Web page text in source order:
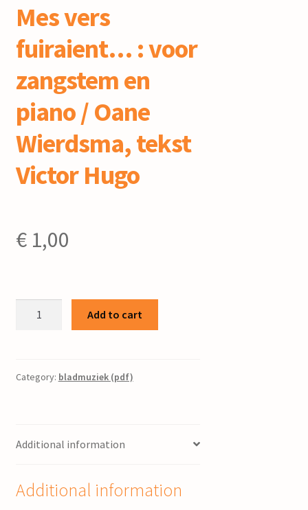
Mes vers
fuiraient… : voor
zangstem en
piano / Oane
Wierdsma, tekst
Victor Hugo
€1,00
voor
/
tekst
Add to cart
Category: bladmuziek (pdf)
Additional information
Additional information